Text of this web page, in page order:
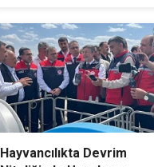
Hayvancılıkta Devrim